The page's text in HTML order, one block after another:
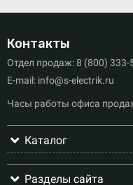
Контакты
Отдел продаж: 8 (800) 333-
E-mail: info@s-electrik.ru
Часы работы офиса
Каталог
Разделы сайта